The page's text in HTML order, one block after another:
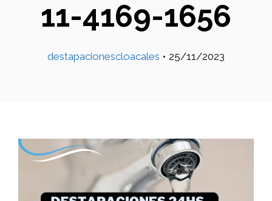
11-4169-1656
destapacionescloacales • 25/11/2023